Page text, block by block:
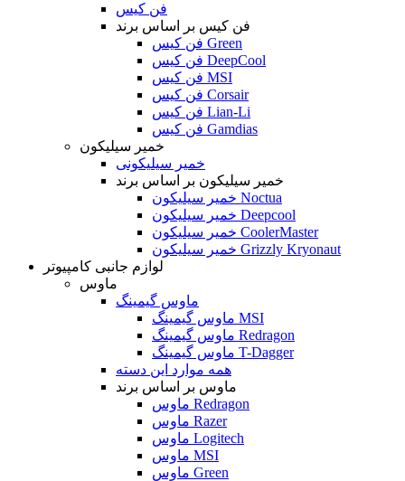
فن کیس
فن کیس بر اساس برند
فن کیس Green
فن کیس DeepCool
فن کیس MSI
فن کیس Corsair
فن کیس Lian-Li
فن کیس Gamdias
خمیر سیلیکون
خمیر سیلیکونی
خمیر سیلیکون بر اساس برند
خمیر سیلیکون Noctua
خمیر سیلیکون Deepcool
خمیر سیلیکون CoolerMaster
خمیر سیلیکون Grizzly Kryonaut
لوازم جانبی کامپیوتر
ماوس
ماوس گیمینگ
ماوس گیمینگ MSI
ماوس گیمینگ Redragon
ماوس گیمینگ T-Dagger
همه موارد این دسته
ماوس بر اساس برند
ماوس Redragon
ماوس Razer
ماوس Logitech
ماوس MSI
ماوس Green